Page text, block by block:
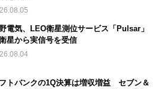
電気、LEO衛星測位サービス「Pulsar」
星から実信号を受信
トバンクの1Q決算は増収増益 セブン＆